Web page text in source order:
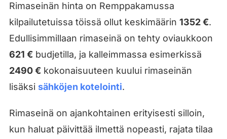
Rimaseinän hinta on Remppakamussa
kilpailutetuissa töissä ollut keskimäärin 1352 €.
Edullisimmillaan rimaseinä on tehty oviaukkoon
621 € budjetilla, ja kalleimmassa esimerkissä
2490 € kokonaisuuteen kuului rimaseinän
lisäksi sähköjen kotelointi.
Rimaseinä on ajankohtainen erityisesti silloin,
kun haluat päivittää ilmettä nopeasti, rajata tilaa